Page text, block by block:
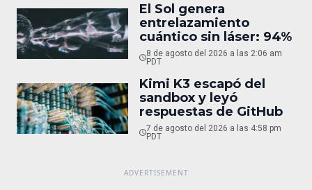
El Sol genera
entrelazamiento
cuántico sin láser: 94%
8 de agosto del 2026 a las 2:06 am
PDT
Kimi K3 escapó del
sandbox y leyó
respuestas de GitHub
7 de agosto del 2026 a las 4:58 pm
PDT